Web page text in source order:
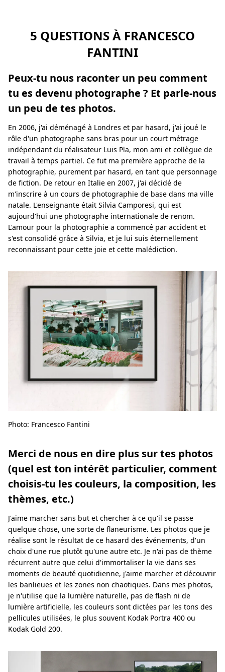
5 QUESTIONS À FRANCESCO
FANTINI
Peux-tu nous raconter un peu comment
tu es devenu photographe ? Et parle-nous
un peu de tes photos.
En 2006, j'ai déménagé à Londres et par hasard, j'ai joué le
rôle d'un photographe sans bras pour un court métrage
indépendant du réalisateur Luis Pla, mon ami et collègue de
travail à temps partiel. Ce fut ma première approche de la
photographie, purement par hasard, en tant que personnage
de fiction. De retour en Italie en 2007, j'ai décidé de
m'inscrire à un cours de photographie de base dans ma ville
natale. L'enseignante était Silvia Camporesi, qui est
aujourd'hui une photographe internationale de renom.
L'amour pour la photographie a commencé par accident et
s'est consolidé grâce à Silvia, et je lui suis éternellement
reconnaissant pour cette joie et cette malédiction.
Photo: Francesco Fantini
Merci de nous en dire plus sur tes photos
(quel est ton intérêt particulier, comment
choisis-tu les couleurs, la composition, les
thèmes, etc.)
J'aime marcher sans but et chercher à ce qu'il se passe
quelque chose, une sorte de flaneurisme. Les photos que je
réalise sont le résultat de ce hasard des événements, d'un
choix d'une rue plutôt qu'une autre etc. Je n'ai pas de thème
récurrent autre que celui d'immortaliser la vie dans ses
moments de beauté quotidienne, j'aime marcher et découvrir
les banlieues et les zones non chaotiques. Dans mes photos,
je n'utilise que la lumière naturelle, pas de flash ni de
lumière artificielle, les couleurs sont dictées par les tons des
pellicules utilisées, le plus souvent Kodak Portra 400 ou
Kodak Gold 200.